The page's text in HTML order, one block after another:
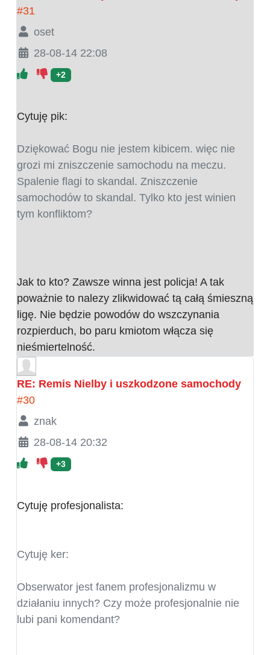
#31
oset
28-08-14 22:08
+2
Cytuję pik:
Dziękować Bogu nie jestem kibicem. więc nie
grozi mi zniszczenie samochodu na meczu.
Spalenie flagi to skandal. Zniszczenie
samochodów to skandal. Tylko kto jest winien
tym konfliktom?
Jak to kto? Zawsze winna jest policja! A tak
poważnie to nalezy zlikwidować tą całą śmieszną
ligę. Nie będzie powodów do wszczynania
rozpierduch, bo paru kmiotom włącza się
nieśmiertelność.
RE: Remis Nielby i uszkodzone samochody
#30
znak
28-08-14 20:32
+3
Cytuję profesjonalista:
Cytuję ker:
Obserwator jest fanem profesjonalizmu w
działaniu innych? Czy może profesjonalnie nie
lubi pani komendant?